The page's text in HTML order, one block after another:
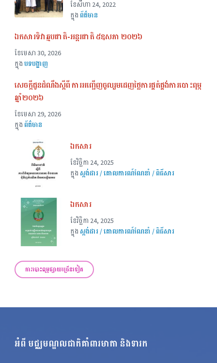
ខែ​សីហា 24, 2022
ក្នុង ព័ត៌មាន
ឯកសារទិវាឆ្មបជាតិ-អន្តរជាតិ ៥ឧសភា ២០២៦
ខែ​មេសា 30, 2026
ក្នុង បទបង្ហាញ
សេចក្ដីជូនដំណឹងស្ដីពី ការអញ្ជើញចូលរួមដេញថ្លៃការផ្គត់ផ្គង់ការបោះពុម្ភ
ឆ្នាំ២០២៦
ខែ​មេសា 29, 2026
ក្នុង ព័ត៌មាន
ឯកសារ
ខែ​វិច្ឆិកា 24, 2025
ក្នុង ស្តង់ដារ / គោលការណ៍ណែនាំ / ពិធីសារ
ឯកសារ
ខែ​វិច្ឆិកា 24, 2025
ក្នុង ស្តង់ដារ / គោលការណ៍ណែនាំ / ពិធីសារ
ការបោះពុម្ពផ្សាយច្រើនទៀត
អំពី មជ្ឈមណ្ឌលជាតិគាំពារមាតា និងទារក